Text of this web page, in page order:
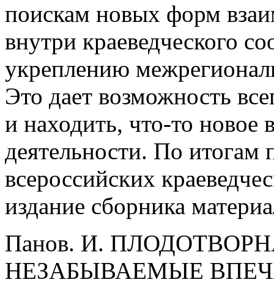
поискам новых форм
внутри краеведческого
укреплению
Это дает возможность
и находить, что-то новое
деятельности. По
всероссийских
издание сборника
Панов. И.
НЕЗАБЫВАЕМЫЕ